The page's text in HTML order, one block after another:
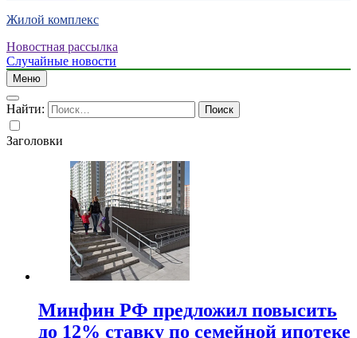
Жилой комплекс
Новостная рассылка
Случайные новости
Меню
Найти:
Заголовки
Минфин РФ предложил повысить
до 12% ставку по семейной ипотеке